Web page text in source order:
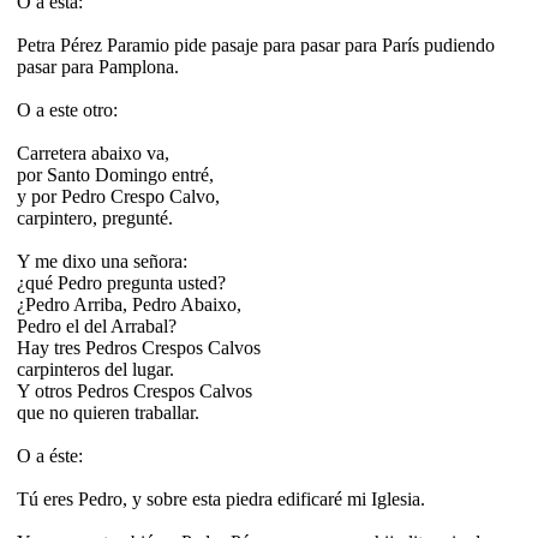
Petra Pérez Paramio pide pasaje para pasar para París pudiendo
pasar para Pamplona.
O a este otro:
Carretera abaixo va,
por Santo Domingo entré,
y por Pedro Crespo Calvo,
carpintero, pregunté.
Y me dixo una señora:
¿qué Pedro pregunta usted?
¿Pedro Arriba, Pedro Abaixo,
Pedro el del Arrabal?
Hay tres Pedros Crespos Calvos
carpinteros del lugar.
Y otros Pedros Crespos Calvos
que no quieren traballar.
O a éste:
Tú eres Pedro, y sobre esta piedra edificaré mi Iglesia.